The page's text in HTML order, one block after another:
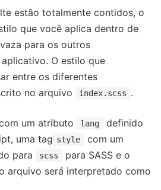
estão totalmente contidos, o
que você aplica dentro de
para os outros
O estilo que
entre os diferentes
no arquivo
index.scss .
um atributo lang
definido
uma tag style
com um
para scss
para SASS e o
arquivo será interpretado como